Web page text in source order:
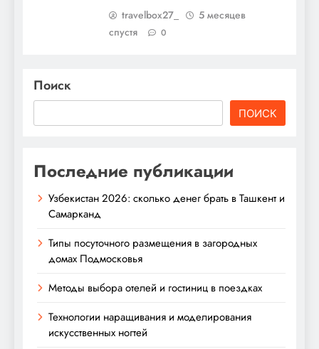
travelbox27_
5 месяцев
спустя
0
Поиск
ПОИСК
Последние публикации
Узбекистан 2026: сколько денег брать в Ташкент и
Самарканд
Типы посуточного размещения в загородных
домах Подмосковья
Методы выбора отелей и гостиниц в поездках
Технологии наращивания и моделирования
искусственных ногтей